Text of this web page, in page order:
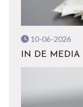
10-06-2026
IN DE MEDIA